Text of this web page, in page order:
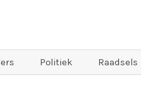
Politiek Raadsels